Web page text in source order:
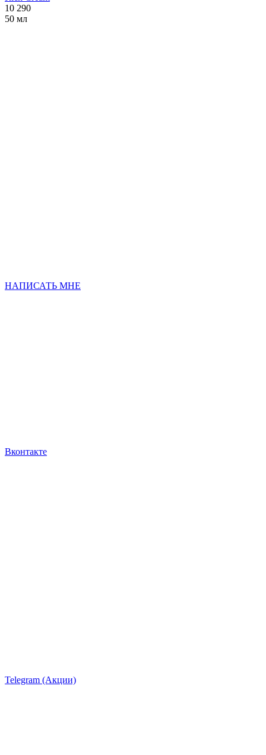
10 290
50 мл
НАПИСАТЬ МНЕ
Вконтакте
Telegram (Акции)